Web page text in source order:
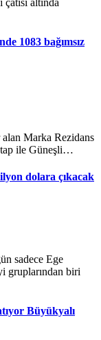
altında
1083 bağımsız
Marka Rezidans
ile Güneşli…
dolara çıkacak
sadece Ege
gruplarından biri
Büyükyalı